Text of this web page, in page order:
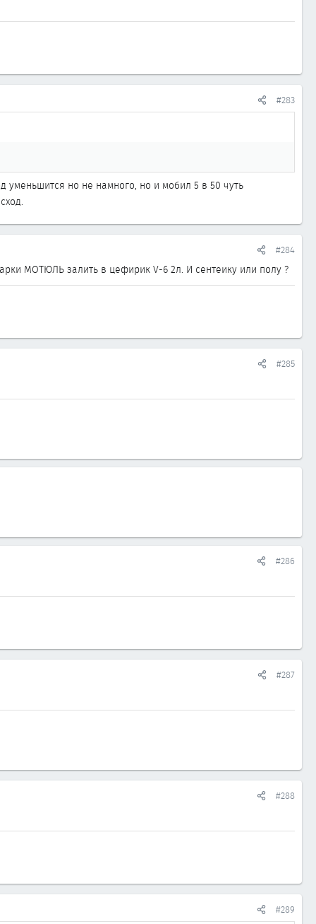
#283
уменьшится но не намного, но и мобил 5 в 50 чуть
#284
МОТЮЛЬ залить в цефирик V-6 2л. И сентеику или полу ?
#285
#286
#287
#288
#289